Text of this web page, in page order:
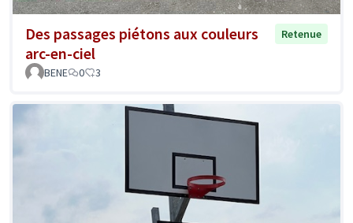
Des passages piétons aux couleurs
arc-en-ciel
Retenue
BENE 0 3